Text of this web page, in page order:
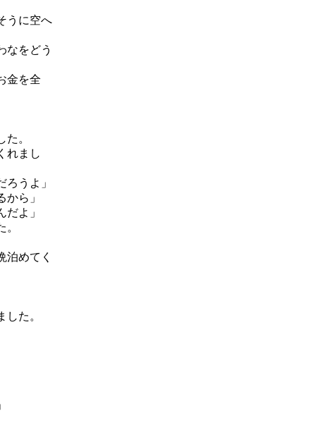
うに空へ
なをどう
金を全
。
れまし
うよ」
ら」
よ」
泊めてく
た。